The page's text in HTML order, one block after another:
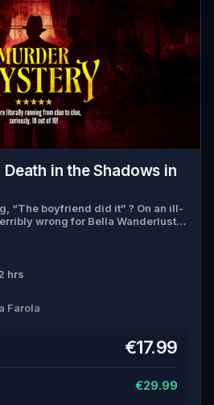
in the Shadows in
“The boyfriend did it” ? On an ill-
wrong for Bella Wanderlust
a famous travel blogger, was
tour led by the theatrical Percy
Percy, the ghost tour
real murderer before they strike
hrs
Farola
€17.99
€29.99